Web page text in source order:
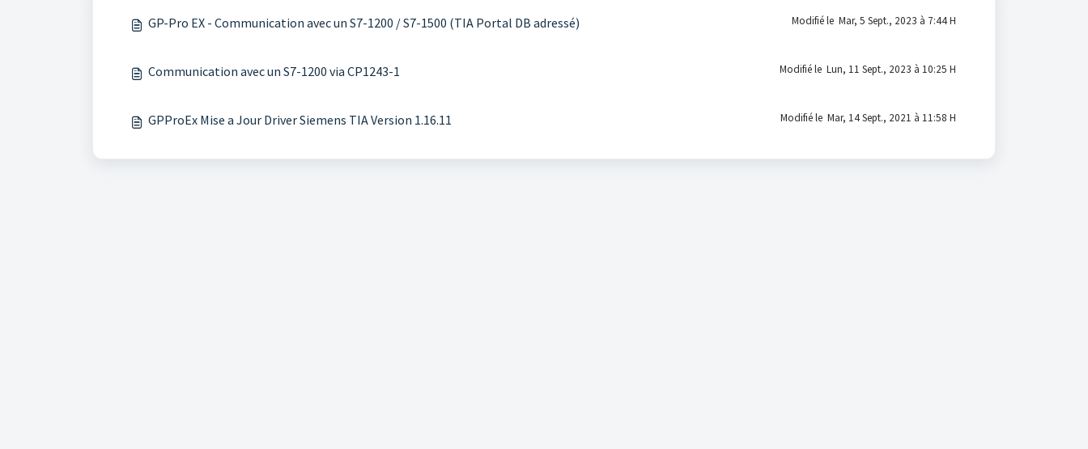
GP-Pro EX - Communication avec un S7-1200 / S7-1500 (TIA Portal DB adressé) Modifié le Mar, 5 Sept., 2023 à 7:44 H
Communication avec un S7-1200 via CP1243-1 Modifié le Lun, 11 Sept., 2023 à 10:25 H
GPProEx Mise a Jour Driver Siemens TIA Version 1.16.11 Modifié le Mar, 14 Sept., 2021 à 11:58 H